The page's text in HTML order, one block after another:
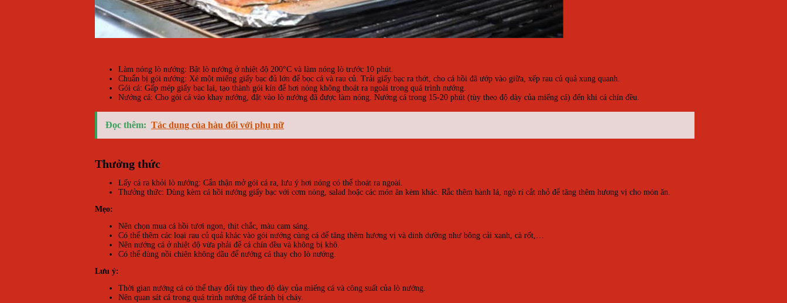
Làm nóng lò nướng: Bật lò nướng ở nhiệt độ 200°C và làm nóng lò trước 10 phút.
Chuẩn bị gói nướng: Xé một miếng giấy bạc đủ lớn để bọc cá và rau củ. Trải giấy bạc ra thớt, cho cá hồi đã ướp vào giữa, xếp rau củ quả xung quanh.
Gói cá: Gấp mép giấy bạc lại, tạo thành gói kín để hơi nóng không thoát ra ngoài trong quá trình nướng.
Nướng cá: Cho gói cá vào khay nướng, đặt vào lò nướng đã được làm nóng. Nướng cá trong 15-20 phút (tùy theo độ dày của miếng cá) đến khi cá chín đều.
Đọc thêm: Tác dụng của hàu đối với phụ nữ
Thưởng thức
Lấy cá ra khỏi lò nướng: Cẩn thận mở gói cá ra, lưu ý hơi nóng có thể thoát ra ngoài.
Thưởng thức: Dùng kèm cá hồi nướng giấy bạc với cơm nóng, salad hoặc các món ăn kèm khác. Rắc thêm hành lá, ngò rí cắt nhỏ để tăng thêm hương vị cho món ăn.
Mẹo:
Nên chọn mua cá hồi tươi ngon, thịt chắc, màu cam sáng.
Có thể thêm các loại rau củ quả khác vào gói nướng cùng cá để tăng thêm hương vị và dinh dưỡng như bông cải xanh, cà rốt,…
Nên nướng cá ở nhiệt độ vừa phải để cá chín đều và không bị khô.
Có thể dùng nồi chiên không dầu để nướng cá thay cho lò nướng.
Lưu ý:
Thời gian nướng cá có thể thay đổi tùy theo độ dày của miếng cá và công suất của lò nướng.
Nên quan sát cá trong quá trình nướng để tránh bị cháy.